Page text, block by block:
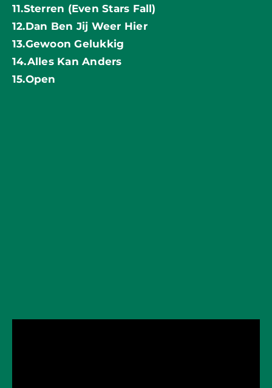
11.Sterren (Even Stars Fall)
12.Dan Ben Jij Weer Hier
13.Gewoon Gelukkig
14.Alles Kan Anders
15.Open